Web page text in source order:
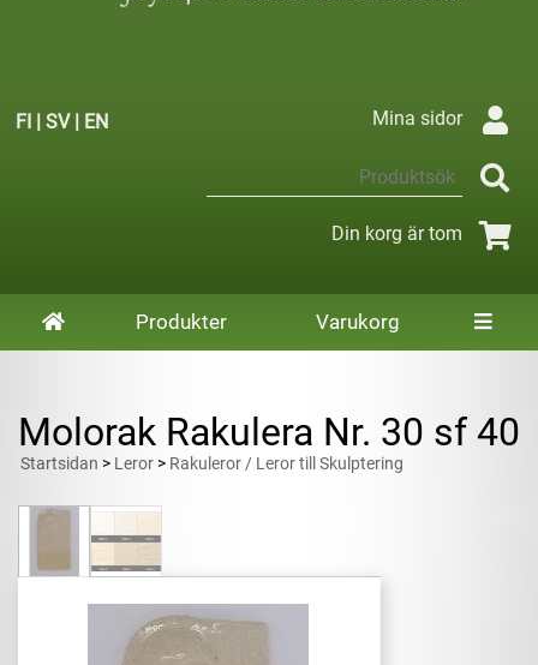
FI | SV| EN Mina sidor
Din korg är tom
Produkter Varukorg
Molorak Rakulera Nr. 30 sf 40
Startsidan > Leror > Rakuleror / Leror till Skulptering